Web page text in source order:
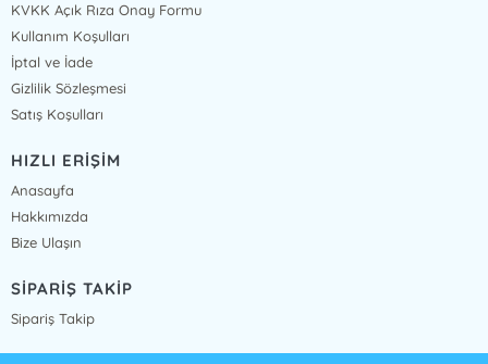
KVKK Açık Rıza Onay Formu
Kullanım Koşulları
İptal ve İade
Gizlilik Sözleşmesi
Satış Koşulları
HIZLI ERİŞİM
Anasayfa
Hakkımızda
Bize Ulaşın
SİPARİŞ TAKİP
Sipariş Takip